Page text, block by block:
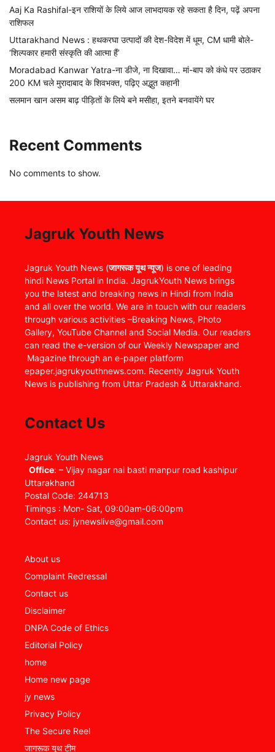
Aaj Ka Rashifal-इन राशियों के लिये आज लाभदायक रहे सकता है दिन, पढ़ें अपना
राशिफल
Uttarakhand News : हथकरघा उत्पादों की देश-विदेश में धूम, CM धामी बोले-
‘शिल्पकार हमारी संस्कृति की आत्मा हैं’
Moradabad Kanwar Yatra-ना डीजे, ना दिखावा… मां-बाप को कंधे पर उठाकर
200 KM चले मुरादाबाद के शिवभक्त, पढ़िए अद्भुत कहानी
सलमान खान असम बाढ़ पीड़ितों के लिये बने मसीहा, इतने बनवायेंगे घर
Recent Comments
No comments to show.
Jagruk Youth News
Jagruk Youth News (जागरूक यूथ न्यूज) is one of leading
hindi News Portal in India. JagrukYouth News brings
you the latest and breaking news in Hindi from India
and all over the world. We are in touch with our readers
through various activities –Breaking News, Photo
Gallery, YouTube Channel and Social Media. Our readers
can read the e-version of our Weekly Newspaper and
Magazine through an e-paper platform
epaper.jagrukyouthnews.com. Recently Jagruk Youth
News is publishing from Uttar Pradesh & Uttarakhand.
Contact Us
Jagruk Youth News
Office: – Vijay nagar nai basti manpur road kashipur
Uttarakhand
Postal Code: 244713
Timings : Mon- Sat, 09:00am-06:00pm
Contact us: jynewslive@gmail.com
About us
Complaint Redressal
Contact us
Disclaimer
DNPA Code of Ethics
Editorial Policy
home
Home new page
jy news
Privacy Policy
The Secure Reel
जागरूक यूथ टीम